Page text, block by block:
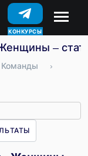
КОНКУРСЫ
–
Команды
›